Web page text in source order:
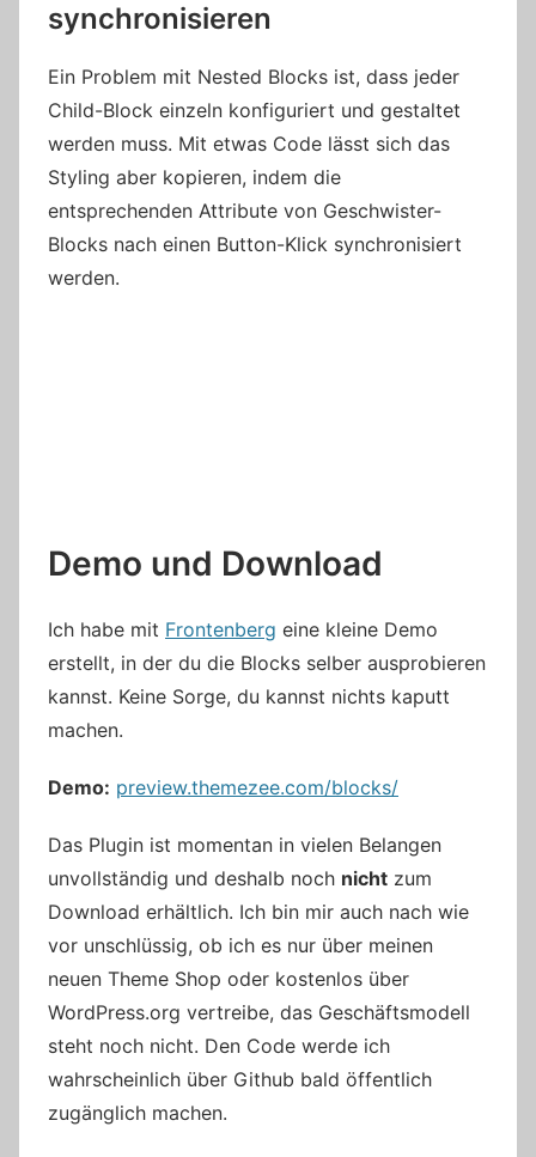
synchronisieren
Ein Problem mit Nested Blocks ist, dass jeder
Child-Block einzeln konfiguriert und gestaltet
werden muss. Mit etwas Code lässt sich das
Styling aber kopieren, indem die
entsprechenden Attribute von Geschwister-
Blocks nach einen Button-Klick synchronisiert
werden.
Demo und Download
Ich habe mit Frontenberg eine kleine Demo
erstellt, in der du die Blocks selber ausprobieren
kannst. Keine Sorge, du kannst nichts kaputt
machen.
Demo: preview.themezee.com/blocks/
Das Plugin ist momentan in vielen Belangen
unvollständig und deshalb noch nicht zum
Download erhältlich. Ich bin mir auch nach wie
vor unschlüssig, ob ich es nur über meinen
neuen Theme Shop oder kostenlos über
WordPress.org vertreibe, das Geschäftsmodell
steht noch nicht. Den Code werde ich
wahrscheinlich über Github bald öffentlich
zugänglich machen.